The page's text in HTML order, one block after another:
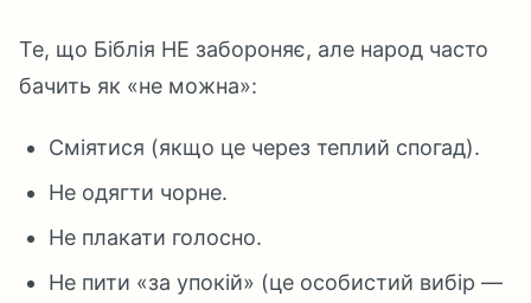
Те, що Біблія НЕ забороняє, але народ часто
бачить як «не можна»:
Сміятися (якщо це через теплий спогад).
Не одягти чорне.
Не плакати голосно.
Не пити «за упокій» (це особистий вибір —